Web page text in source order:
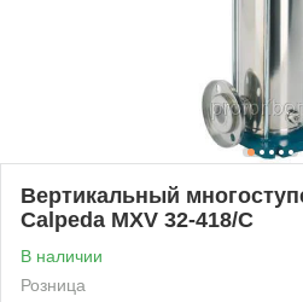
Вертикальный
Calpeda MXV 32-418/C
В наличии
Розница